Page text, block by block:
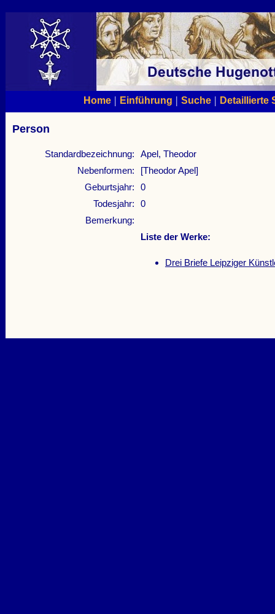
Home| Einführung | Suche| Detaillierte
Person
Standardbezeichnung:
Apel, Theodor
Nebenformen:
[Theodor Apel]
Geburtsjahr:
0
Todesjahr:
0
Bemerkung:
Liste der Werke:
Drei Briefe Leipziger